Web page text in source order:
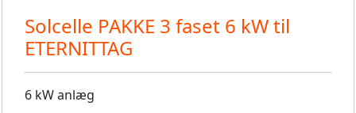
Solcelle PAKKE 3 faset 6 kW til
ETERNITTAG
6 kW anlæg